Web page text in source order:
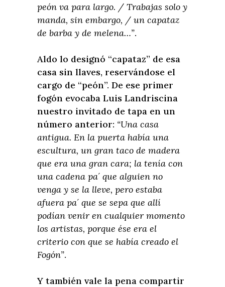
peón va para largo. / Trabajas solo y
manda, sin embargo, / un capataz
de barba y de melena…”.
Aldo lo designó “capataz” de esa
casa sin llaves, reservándose el
cargo de “peón”. De ese primer
fogón evocaba Luis Landriscina
nuestro invitado de tapa en un
número anterior: “Una casa
antigua. En la puerta había una
escultura, un gran taco de madera
que era una gran cara; la tenía con
una cadena pa´ que alguien no
venga y se la lleve, pero estaba
afuera pa´ que se sepa que allí
podían venir en cualquier momento
los artistas, porque ése era el
criterio con que se había creado el
Fogón”.
Y también vale la pena compartir